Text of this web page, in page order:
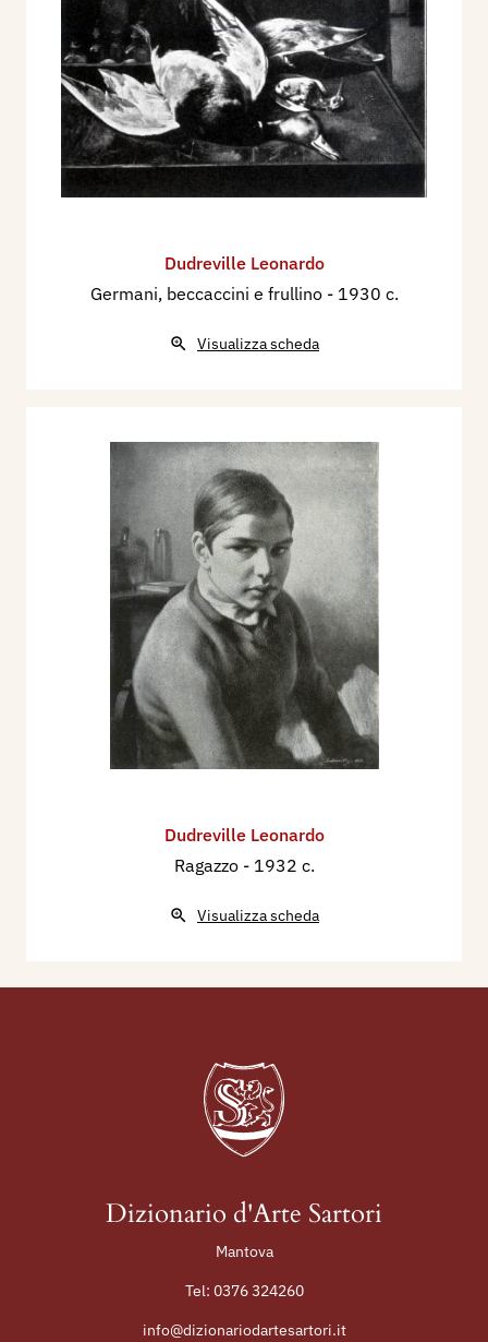
Dudreville Leonardo
Germani, beccaccini e frullino - 1930 c.
Visualizza scheda
Dudreville Leonardo
Ragazzo - 1932 c.
Visualizza scheda
Dizionario d'Arte Sartori
Mantova
Tel: 0376 324260
info@dizionariodartesartori.it